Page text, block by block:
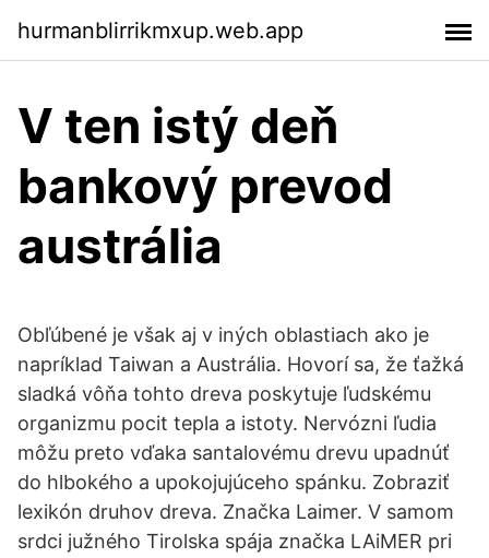
hurmanblirrikmxup.web.app
V ten istý deň
bankový prevod
austrália
Obľúbené je však aj v iných oblastiach ako je
napríklad Taiwan a Austrália. Hovorí sa, že ťažká
sladká vôňa tohto dreva poskytuje ľudskému
organizmu pocit tepla a istoty. Nervózni ľudia
môžu preto vďaka santalovému drevu upadnúť
do hlbokého a upokojujúceho spánku. Zobraziť
lexikón druhov dreva. Značka Laimer. V samom
srdci južného Tirolska spája značka LAiMER pri